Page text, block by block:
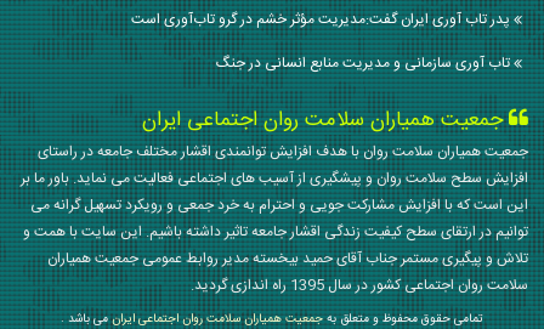
پدر تاب آوری ایران گفت:مدیریت مؤثر خشم در گرو تاب‌آوری است
تاب آوری سازمانی و مدیریت منابع انسانی در جنگ
جمعیت همیاران سلامت روان اجتماعی ایران
جمعیت همیاران سلامت روان با هدف افزایش توانمندی اقشار مختلف جامعه در راستای
افزایش سطح سلامت روان و پیشگیری از آسیب های اجتماعی فعالیت می نماید. باور ما بر
این است که با افزایش مشارکت جویی و احترام به خرد جمعی و رویکرد تسهیل گرانه می
توانیم در ارتقای سطح کیفیت زندگی اقشار جامعه تاثیر داشته باشیم. این سایت با همت و
تلاش و پیگیری مستمر جناب آقای حمید بیخسته مدیر روابط عمومی جمعیت همیاران
سلامت روان اجتماعی کشور در سال 1395 راه اندازی گردید.
تمامی حقوق محفوظ و متعلق بهجمعیت همیاران سلامت روان اجتماعی ایرانمی باشد .